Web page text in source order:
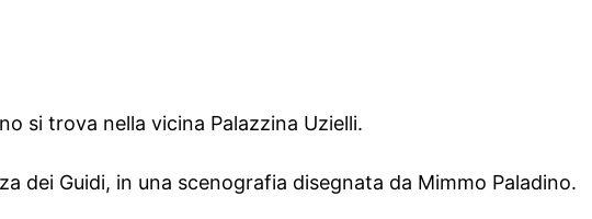
si trova nella vicina Palazzina Uzielli.
dei Guidi, in una scenografia disegnata da Mimmo Paladino.